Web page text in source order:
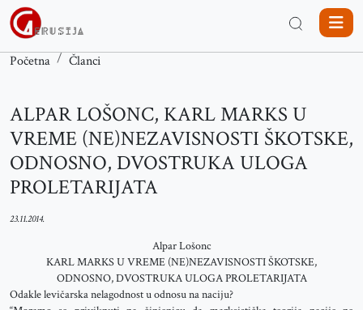
Početna Članci
ALPAR LOŠONC, KARL MARKS U
VREME (NE)NEZAVISNOSTI ŠKOTSKE,
ODNOSNO, DVOSTRUKA ULOGA
PROLETARIJATA
23.11.2014.
Alpar Lošonc
KARL MARKS U VREME (NE)NEZAVISNOSTI ŠKOTSKE,
ODNOSNO, DVOSTRUKA ULOGA PROLETARIJATA
Odakle levičarska nelagodnost u odnosu na naciju?